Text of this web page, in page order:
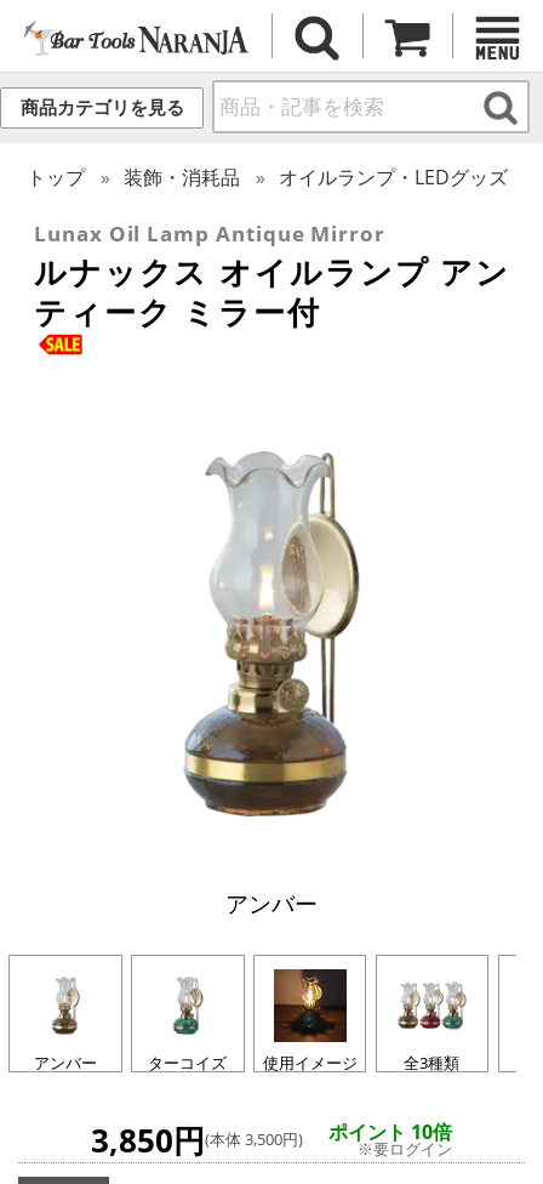
商品カテゴリを見る
トップ 装飾・消耗品 オイルランプ・LEDグッズ
Lunax Oil Lamp Antique Mirror
ルナックス オイルランプ アン
ティーク ミラー付
アンバー
アンバー ターコイズ 使用イメージ 全3種類
3,850円(本体 3,500円) ポイント 10倍
※要ログイン